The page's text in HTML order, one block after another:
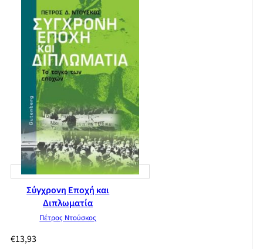
Σύγχρονη Εποχή και
Διπλωματία
Πέτρος Ντούσκος
€13,93